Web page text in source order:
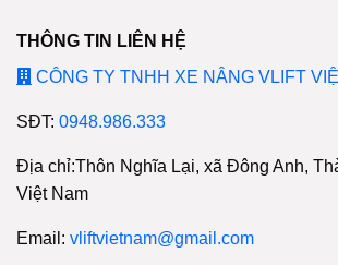
THÔNG TIN LIÊN HỆ
CÔNG TY TNHH XE NÂNG VLIFT
SĐT: 0948.986.333
Địa chỉ:Thôn Nghĩa Lại, xã Đông Anh,
Việt Nam
Email: vliftvietnam@gmail.com